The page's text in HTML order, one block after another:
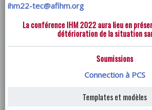
ihm22-tec@afihm.org
La conférence IHM 2022 aura lieu en
détérioration de la situation
Soumissions
Connection à PCS
Templates et modèles